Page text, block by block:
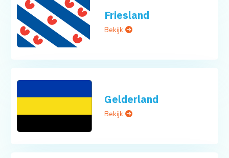
Friesland
Bekijk
Gelderland
Bekijk